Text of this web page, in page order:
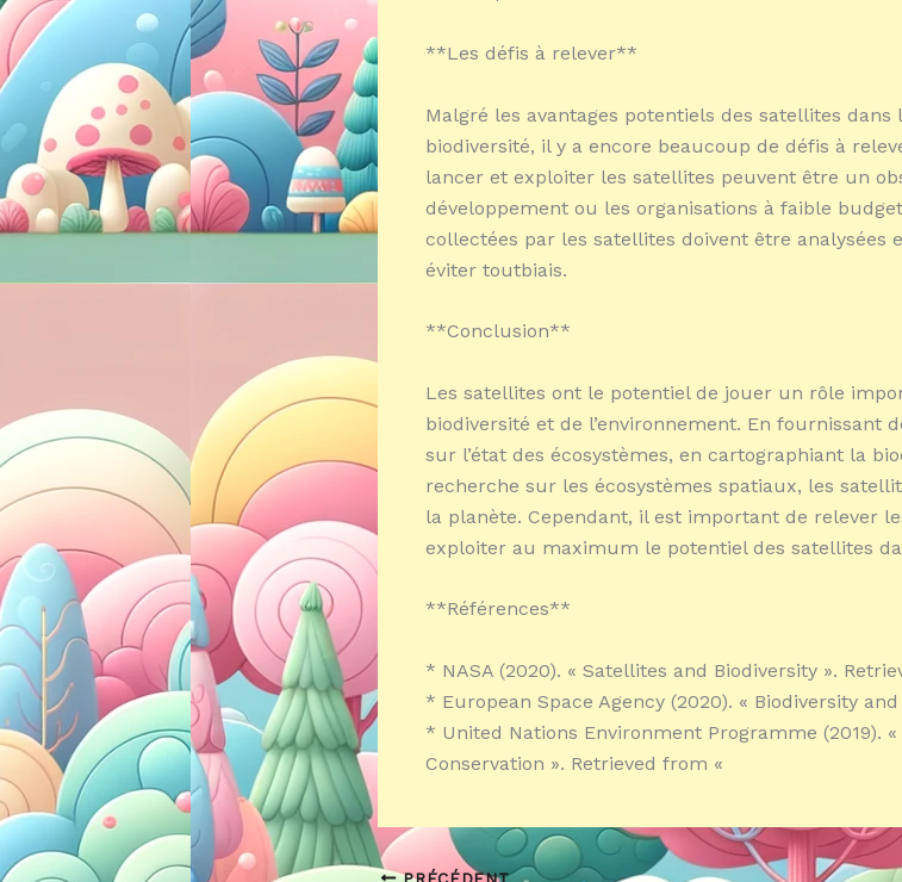
**Les défis à relever**
Malgré les avantages potentiels des satellites
biodiversité, il y a encore beaucoup de défis à
lancer et exploiter les satellites peuvent être un
développement ou les organisations à faible
collectées par les satellites doivent être analysées
éviter toutbiais.
**Conclusion**
Les satellites ont le potentiel de jouer un rôle
biodiversité et de l’environnement. En fournissant
sur l’état des écosystèmes, en cartographiant la
recherche sur les écosystèmes spatiaux, les
la planète. Cependant, il est important de relever
exploiter au maximum le potentiel des satellites
**Références**
* NASA (2020). « Satellites and Biodiversity ».
* European Space Agency (2020). « Biodiversity
* United Nations Environment Programme (2019).
Conservation ». Retrieved from «
PRÉCÉDENT